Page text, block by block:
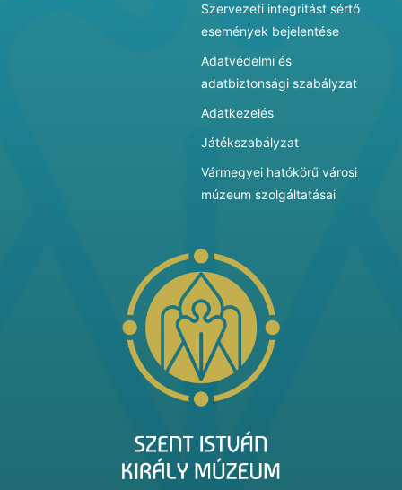
Szervezeti integritást sértő
események bejelentése
Adatvédelmi és
adatbiztonsági szabályzat
Adatkezelés
Játékszabályzat
Vármegyei hatókörű városi
múzeum szolgáltatásai